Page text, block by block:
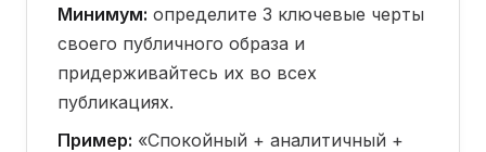
Минимум: определите 3 ключевые черты
своего публичного образа и
придерживайтесь их во всех
публикациях.
Пример: «Спокойный + аналитичный +